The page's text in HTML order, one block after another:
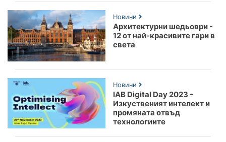
Новини
Архитектурни шедьоври -
12 от най-красивите гари в
света
Новини
IAB Digital Day 2023 -
Изкуственият интелект и
промяната отвъд
технологиите